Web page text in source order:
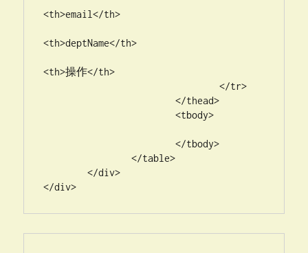
<th>email</th>
<th>deptName</th>
<th>操作</th>
				</tr>
			</thead>
			<tbody>
			</tbody>
		</table>
	</div>
</div>